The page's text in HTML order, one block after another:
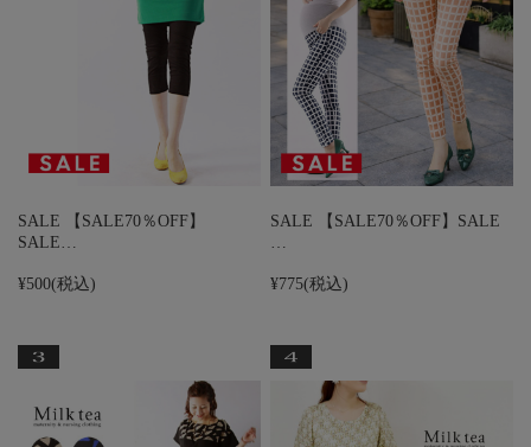
SALE 【SALE70％OFF】
SALE…
¥500(税込)
SALE 【SALE70％OFF】SALE
¥775(税込)